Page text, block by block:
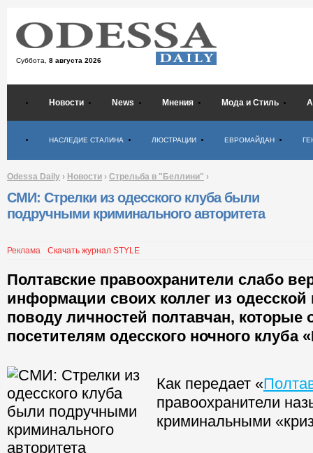
Суббота, 8 августа 2026
Новости News Мнения Мода и Стиль
НАСЛЕДИЕ СТАЛИНА ЛЮСТРАЦИИ ЕВРОМАЙДАН
Odessa Daily › Новости › Стрельба в "Беллини" ›
СМИ: Стрелки из одесского клуба были
подручными криминального авторитета
Реклама Скачать журнал STYLE
Полтавские правоохранители слабо
информации своих коллег из
поводу личностей полтавчан, которые
посетителям одесского ночного клуба
Как передает «
правоохранители
криминальными